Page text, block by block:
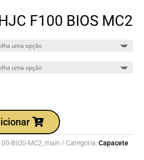
F100 BIOS MC2
BIOS-MC2_main Categoria: Capacete